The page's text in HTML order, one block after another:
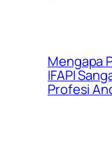
Mengapa
IFAPI
Profesi